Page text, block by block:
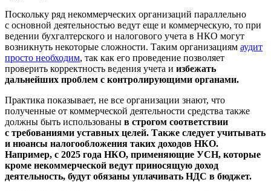
Поскольку ряд некоммерческих организаций параллельно
с основной деятельностью ведут еще и коммерческую, то при
ведении бухгалтерского и налогового учета в НКО могут
возникнуть некоторые сложности. Таким организациям аудит
просто необходим, так как его проведение позволяет
проверить корректность ведения учета и избежать
дальнейших проблем с контролирующими органами.
Практика показывает, не все организации знают, что
полученные от коммерческой деятельности средства также
должны быть использованы в строгом соответствии
с требованиями уставных целей. Также следует учитывать
и нюансы налогообложения таких доходов НКО.
Например, с 2025 года НКО, применяющие УСН, которые
кроме некоммерческой ведут приносящую доход
деятельность, будут обязаны уплачивать НДС в бюджет.